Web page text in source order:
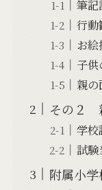
筆記
行
お
子
親
その２
学校
試
附属小